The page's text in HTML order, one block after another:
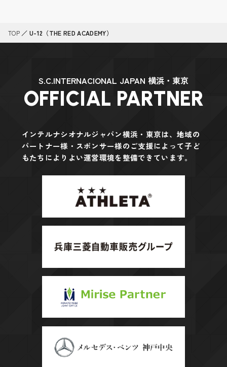
TOP ／U-12（THE RED ACADEMY）
S.C.INTERNACIONAL JAPAN 横浜・東京
OFFICIAL PARTNER
インテルナシオナルジャパン横浜・東京は、地域の
パートナー様・スポンサー様のご支援によって子ど
もたちによりよい運営環境を整備できています。